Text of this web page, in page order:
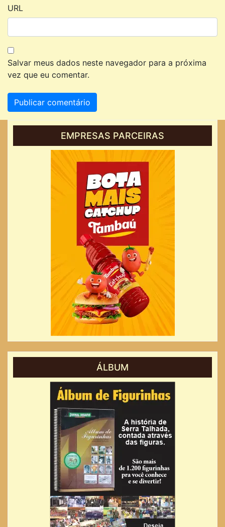
URL
Salvar meus dados neste navegador para a próxima
vez que eu comentar.
EMPRESAS PARCEIRAS
ÁLBUM